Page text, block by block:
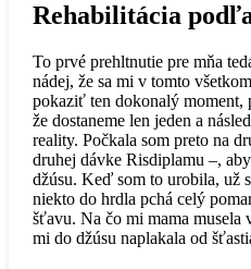
Rehabilitácia
To prvé prehltnutie pre mňa
nádej, že sa mi v tomto
pokaziť ten dokonalý moment,
že dostaneme len jeden a
reality. Počkala som preto na
druhej dávke Risdiplamu –,
džúsu. Keď som to urobila, už
niekto do hrdla pchá celý
šťavu. Na čo mi mama musela
mi do džúsu naplakala od